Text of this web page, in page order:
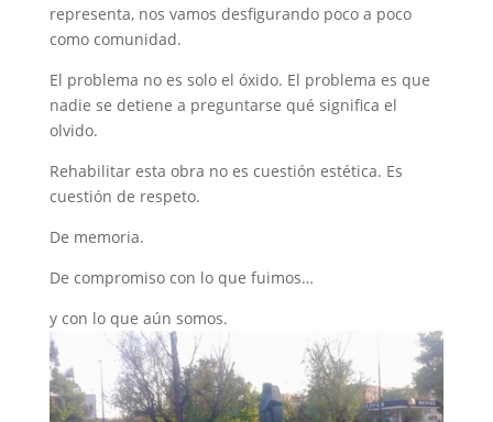
representa, nos vamos desfigurando poco a poco
como comunidad.
El problema no es solo el óxido. El problema es que
nadie se detiene a preguntarse qué significa el
olvido.
Rehabilitar esta obra no es cuestión estética. Es
cuestión de respeto.
De memoria.
De compromiso con lo que fuimos…
y con lo que aún somos.